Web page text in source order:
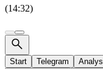
(14:32)
Start Telegram Analys